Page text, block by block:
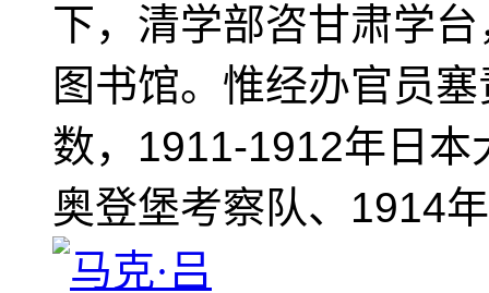
下，清学部咨甘肃学
图书馆。惟经办官员
数，1911-1912年日
奥登堡考察队、1914